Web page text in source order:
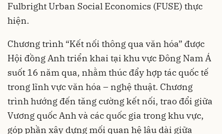
Fulbright Urban Social Economics (FUSE) thực
hiện.
Chương trình “Kết nối thông qua văn hóa” được
Hội đồng Anh triển khai tại khu vực Đông Nam Á
suốt 16 năm qua, nhằm thúc đẩy hợp tác quốc tế
trong lĩnh vực văn hóa – nghệ thuật. Chương
trình hướng đến tăng cường kết nối, trao đổi giữa
Vương quốc Anh và các quốc gia trong khu vực,
góp phần xây dựng mối quan hệ lâu dài giữa